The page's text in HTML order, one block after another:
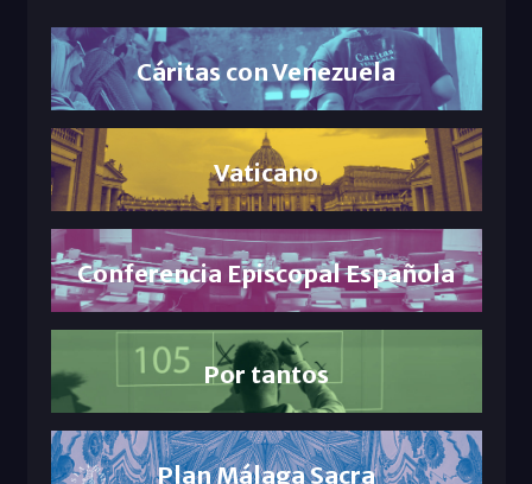
Cáritas con Venezuela
Vaticano
Conferencia Episcopal Española
Por tantos
Plan Málaga Sacra